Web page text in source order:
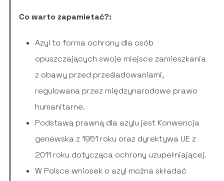
Co warto zapamietać?:
Azyl to forma ochrony dla osób
opuszczających swoje miejsce zamieszkania
z obawy przed prześladowaniami,
regulowana przez międzynarodowe prawo
humanitarne.
Podstawą prawną dla azylu jest Konwencja
genewska z 1951 roku oraz dyrektywa UE z
2011 roku dotycząca ochrony uzupełniającej.
W Polsce wniosek o azyl można składać